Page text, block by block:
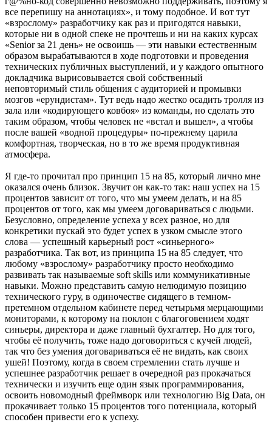
все перепишу на аннотациях», и тому подобное. И вот тут
«взрослому» разработчику как раз и пригодятся навыки,
которые ни в одной спеке не прочтешь и ни на каких курсах
«Senior за 21 день» не освоишь — эти навыки естественным
образом вырабатываются в ходе подготовки и проведения
технических публичных выступлений, и у каждого опытного
докладчика вырисовывается свой собственный
неповторимый стиль общения с аудиторией и промывки
мозгов «ерундистам». Тут ведь надо жестко осадить тролля из
зала или «кодирующего ковбоя» из команды, но сделать это
таким образом, чтобы человек не «встал и вышел», а чтобы
после вашей «водной процедуры» по-прежнему царила
комфортная, творческая, но в то же время продуктивная
атмосфера.
Я где-то прочитал про принцип 15 на 85, который лично мне
оказался очень близок. Звучит он как-то так: наш успех на 15
процентов зависит от того, что мы умеем делать, и на 85
процентов от того, как мы умеем договариваться с людьми.
Безусловно, определение успеха у всех разное, но для
конкретики пускай это будет успех в узком смысле этого
слова — успешный карьерный рост «синьерного»
разработчика. Так вот, из принципа 15 на 85 следует, что
любому «взрослому» разработчику просто необходимо
развивать так называемые soft skills или коммуникативные
навыки. Можно представить самую нелюдимую позицию
технического гуру, в одиночестве сидящего в темном-
претемном отдельном кабинете перед четырьмя мерцающими
мониторами, к которому на поклон с благоговением ходят
синьеры, директора и даже главный бухгалтер. Но для того,
чтобы её получить, тоже надо договориться с кучей людей,
так что без умения договариваться её не видать, как своих
ушей! Поэтому, когда в своем стремлении стать лучше и
успешнее разработчик решает в очередной раз прокачаться
технически и изучить еще один язык программирования,
освоить новомодный фреймворк или технологию Big Data, он
прокачивает только 15 процентов того потенциала, который
способен привести его к успеху.